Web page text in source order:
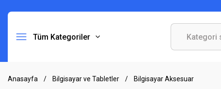
Tüm Kategoriler
Anasayfa Bilgisayar ve Tabletler Bilgisayar Aksesuar